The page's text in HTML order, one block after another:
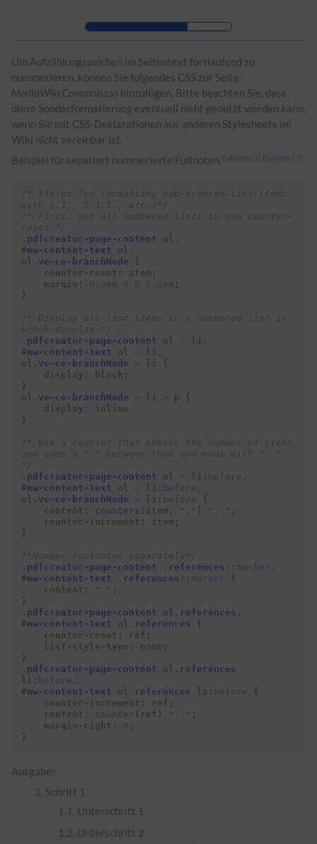
Zur Hauptnavigation
Um Aufzählungszeichen im Seitentext fortlaufend zu
nummerieren, können Sie folgendes CSS zur Seite
MediaWiki:Common.css hinzufügen. Bitte beachten Sie, dass
diese Sonderformatierung eventuell nicht genutzt werden kann,
wenn Sie mit CSS-Deklarationen aus anderen Stylesheets im
Wiki nicht vereinbar ist.
Beispiel für separiert nummerierte Fußnoten.Fußnote [1] Fußnote [2]
/* Styles for formatting sub-ordered-list-items
with 1.1., 1.1.1., etc.)*/
/* First, set all numbered lists to use counter-
reset */
. pdfcreator-page-content ol
#mw-content-text ol
ol
. ve-ce-branchNode
{
counter-reset : item ;
margin : em em ;
}
/* Display all list items in a numbered list in
block display */
. pdfcreator-page-content ol li
#mw-content-text ol li
ol
. ve-ce-branchNode li
{
display : block ;
}
ol
. ve-ce-branchNode li p
{
display :
inline
}
/* Use a counter that checks the number of items
and adds a "." between them and ends with ". "
*/
. pdfcreator-page-content ol li : before
#mw-content-text ol li : before
ol
. ve-ce-branchNode li : before
{
content : counters ( item , "." ) ". " ;
counter-increment : item ;
}
/*Number footnotes separately*/
. pdfcreator-page-content . references :: marker
#mw-content-text . references :: marker
{
content : " " ;
}
. pdfcreator-page-content ol . references
#mw-content-text ol . references
{
counter-reset : ref ;
list-style-type : none ;
}
. pdfcreator-page-content ol . references
li : before
#mw-content-text ol . references li : before
{
counter-increment : ref ;
content : counter ( ref ) ". " ;
margin-right :
;
}
Ausgabe:
Schritt 1
Unterschritt 1
Unterschritt 2